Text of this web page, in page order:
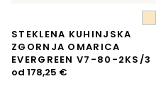
STEKLENA KUHINJSKA
ZGORNJA OMARICA
EVERGREEN V7-80-2KS/3
od 178,25 €